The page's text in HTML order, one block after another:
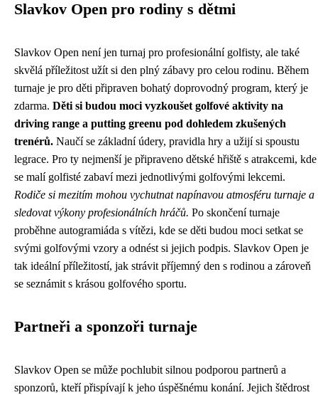
Slavkov Open pro rodiny s dětmi
Slavkov Open není jen turnaj pro profesionální golfisty, ale také
skvělá příležitost užít si den plný zábavy pro celou rodinu. Během
turnaje je pro děti připraven bohatý doprovodný program, který je
zdarma. Děti si budou moci vyzkoušet golfové aktivity na
driving range a putting greenu pod dohledem zkušených
trenérů. Naučí se základní údery, pravidla hry a užijí si spoustu
legrace. Pro ty nejmenší je připraveno dětské hřiště s atrakcemi, kde
se malí golfisté zabaví mezi jednotlivými golfovými lekcemi.
Rodiče si mezitím mohou vychutnat napínavou atmosféru turnaje a
sledovat výkony profesionálních hráčů. Po skončení turnaje
proběhne autogramiáda s vítězi, kde se děti budou moci setkat se
svými golfovými vzory a odnést si jejich podpis. Slavkov Open je
tak ideální příležitostí, jak strávit příjemný den s rodinou a zároveň
se seznámit s krásou golfového sportu.
Partneři a sponzoři turnaje
Slavkov Open se může pochlubit silnou podporou partnerů a
sponzorů, kteří přispívají k jeho úspěšnému konání. Jejich štědrost